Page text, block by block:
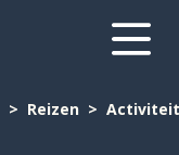
Reizen